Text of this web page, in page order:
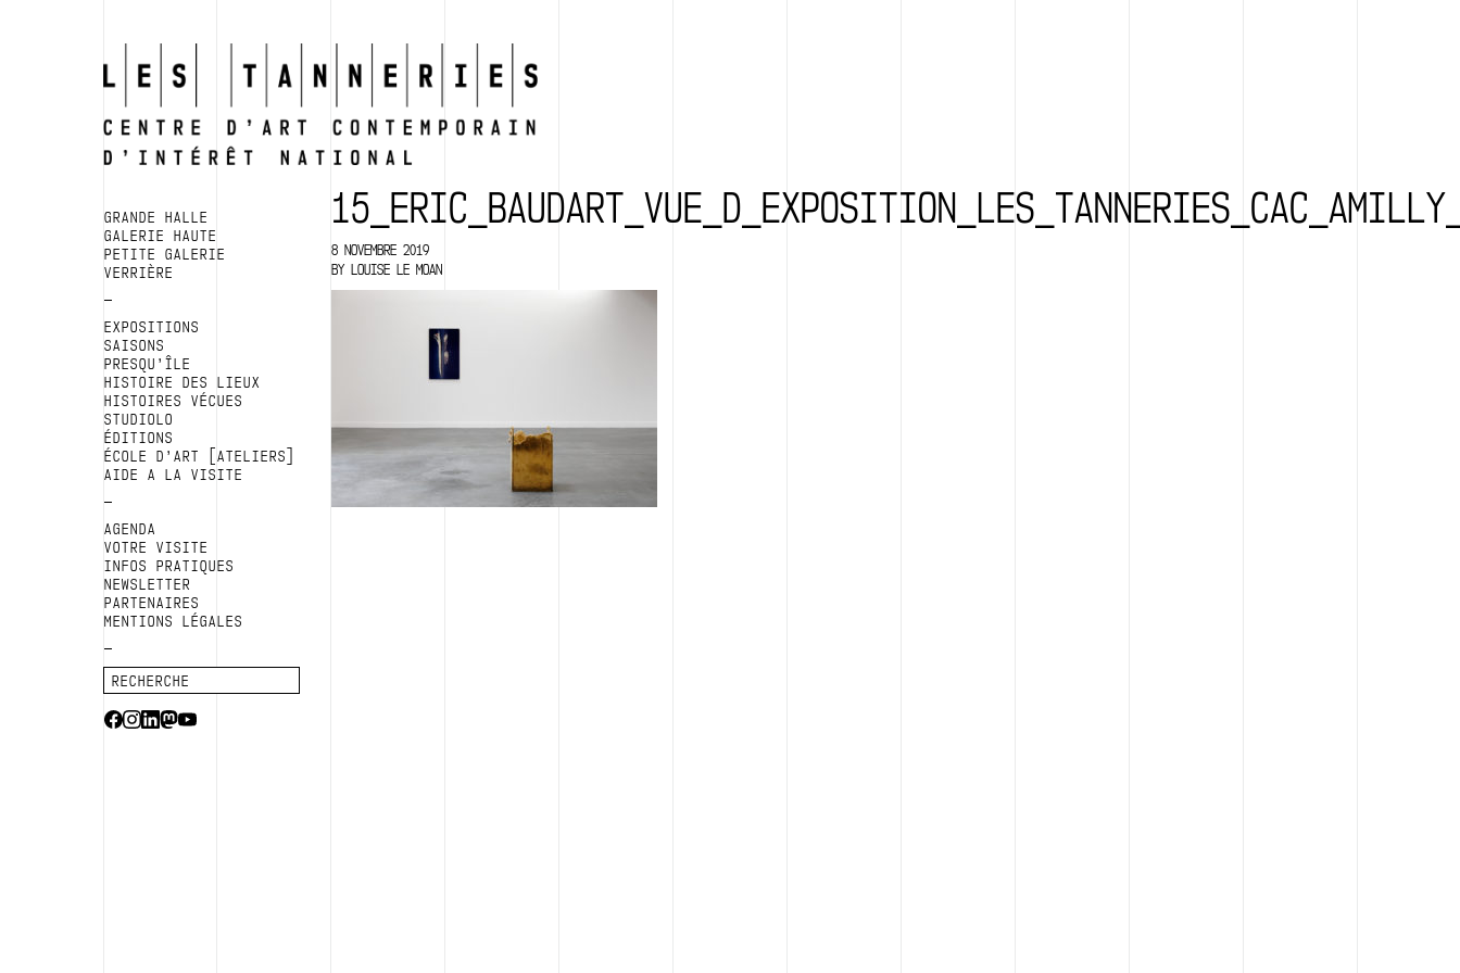
GRANDE HALLE
GALERIE HAUTE
PETITE GALERIE
VERRIÈRE
EXPOSITIONS
SAISONS
PRESQU’ÎLE
HISTOIRE DES LIEUX
HISTOIRES VÉCUES
STUDIOLO
ÉDITIONS
ÉCOLE D’ART [ATELIERS]
AIDE A LA VISITE
AGENDA
VOTRE VISITE
INFOS PRATIQUES
NEWSLETTER
PARTENAIRES
MENTIONS LÉGALES
8 NOVEMBRE 2019
BY LOUISE LE MOAN